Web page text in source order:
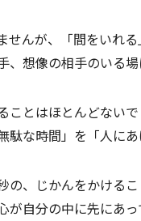
せんが、「間をいれる
、想像の相手のいる
とはほとんどないで
な時間」を「人に
の、じかんをかける
自分の中に先にあ